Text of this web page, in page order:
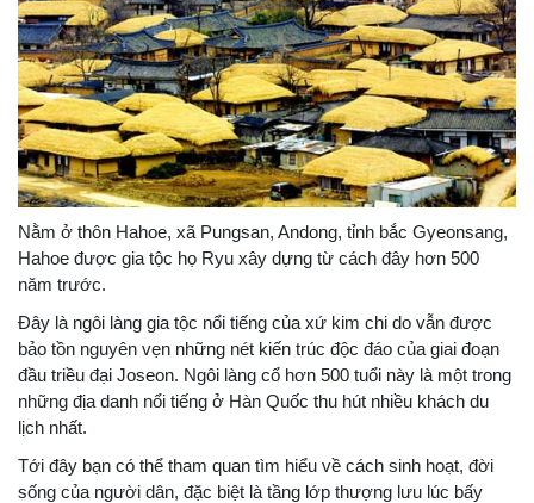
Nằm ở thôn Hahoe, xã Pungsan, Andong, tỉnh bắc Gyeonsang,
Hahoe được gia tộc họ Ryu xây dựng từ cách đây hơn 500
năm trước.
Đây là ngôi làng gia tộc nổi tiếng của xứ kim chi do vẫn được
bảo tồn nguyên vẹn những nét kiến trúc độc đáo của giai đoạn
đầu triều đại Joseon. Ngôi làng cổ hơn 500 tuổi này là một trong
những địa danh nổi tiếng ở Hàn Quốc thu hút nhiều khách du
lịch nhất.
Tới đây bạn có thể tham quan tìm hiểu về cách sinh hoạt, đời
sống của người dân, đặc biệt là tầng lớp thượng lưu lúc bấy